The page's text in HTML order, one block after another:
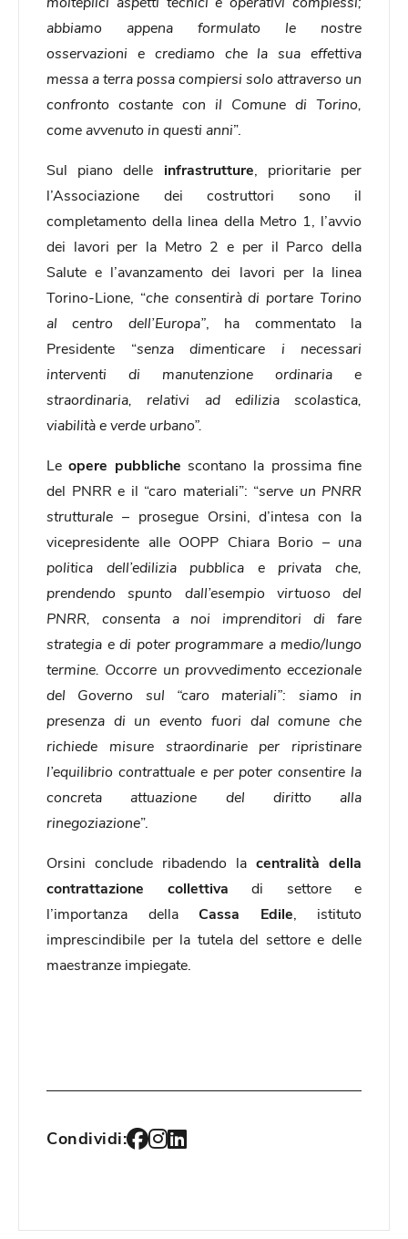
abbiamo appena formulato le nostre
osservazioni e crediamo che la sua effettiva
messa a terra possa compiersi solo attraverso un
confronto costante con il Comune di Torino,
come avvenuto in questi anni”.
Sul piano delle infrastrutture , prioritarie per
l’Associazione dei costruttori sono il
completamento della linea della Metro 1, l’avvio
dei lavori per la Metro 2 e per il Parco della
Salute e l’avanzamento dei lavori per la linea
Torino-Lione, “che consentirà di portare Torino
al centro dell’Europa”, ha commentato la
Presidente “senza dimenticare i necessari
interventi di manutenzione ordinaria e
straordinaria, relativi ad edilizia scolastica,
viabilità e verde urbano”.
Leopere pubbliche scontano la prossima fine
del PNRR e il “caro materiali”: “serve un PNRR
strutturale – prosegue Orsini, d’intesa con la
vicepresidente alle OOPP Chiara Borio – una
politica dell’edilizia pubblica e privata che,
prendendo spunto dall’esempio virtuoso del
PNRR, consenta a noi imprenditori di fare
strategia e di poter programmare a medio/lungo
termine. Occorre un provvedimento eccezionale
del Governo sul “caro materiali”: siamo in
presenza di un evento fuori dal comune che
richiede misure straordinarie per ripristinare
l’equilibrio contrattuale e per poter consentire la
concreta attuazione del diritto alla
rinegoziazione”.
Orsini conclude ribadendo la centralità della
contrattazione collettiva di settore e
l’importanza della Cassa Edile , istituto
imprescindibile per la tutela del settore e delle
maestranze impiegate.
Condividi: